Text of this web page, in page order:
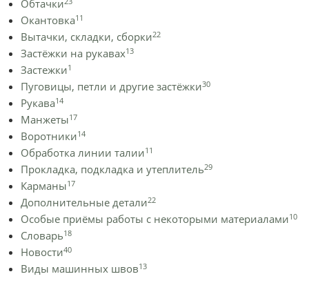
Обтачки
Окантовка11
Вытачки, складки, сборки22
Застёжки на рукавах13
Застежки1
Пуговицы, петли и другие застёжки30
Рукава14
Манжеты17
Воротники14
Обработка линии талии11
Прокладка, подкладка и утеплитель29
Карманы17
Дополнительные детали22
Особые приёмы работы с некоторыми материалами10
Словарь18
Новости40
Виды машинных швов13